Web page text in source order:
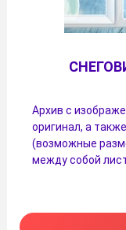
Архив с
оригинал, а
(возможные
между собой